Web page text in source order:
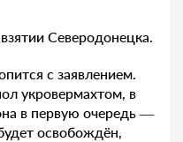
Северодонецка.
с заявлением.
укровермахтом, в
в первую очередь —
освобождён,